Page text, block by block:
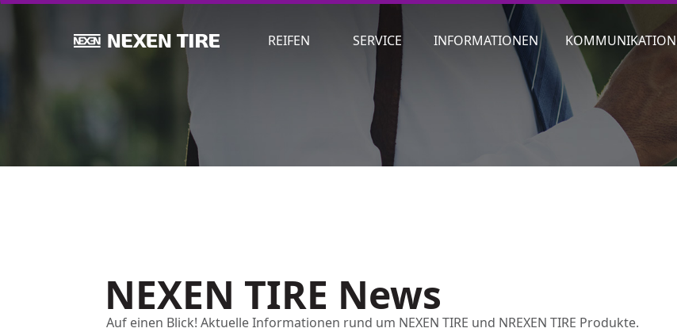
REIFEN SERVICE INFORMATIONEN KOMMUNIKATION
NEWS
NEXEN TIRE News
Auf einen Blick! Aktuelle Informationen rund um NEXEN TIRE und NREXEN TIRE Produkte.